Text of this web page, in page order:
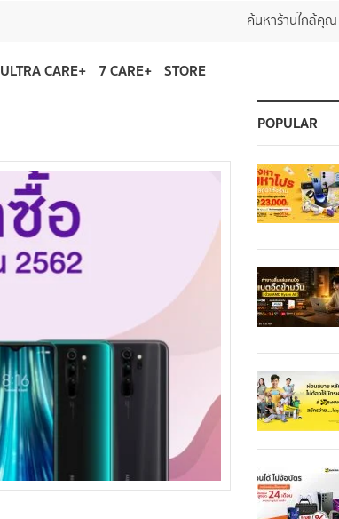
ค้นหาร้านใกล้คุณ
ULTRA CARE+ 7 CARE+ STORE
POPULAR